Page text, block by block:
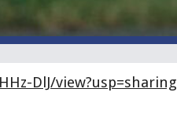
DlJ/view?usp=sharing